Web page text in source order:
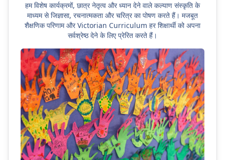
हम विशेष कार्यक्रमों, छात्र नेतृत्व और ध्यान देने वाले कल्याण संस्कृति के
माध्यम से जिज्ञासा, रचनात्मकता और चरित्र का पोषण करते हैं। मजबूत
शैक्षणिक परिणाम और Victorian Curriculum हर शिक्षार्थी को अपना
सर्वश्रेष्ठ देने के लिए प्रेरित करते हैं।